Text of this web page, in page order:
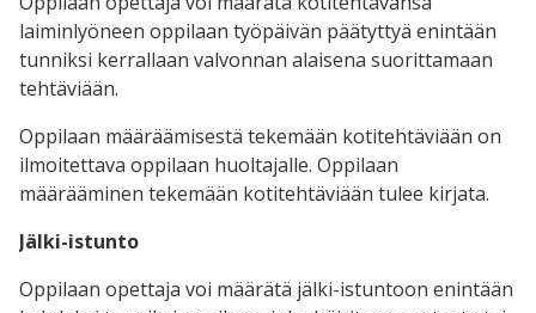
laiminlyöneen oppilaan työpäivän päätyttyä enintään
tunniksi kerrallaan valvonnan alaisena suorittamaan
tehtäviään.
Oppilaan määräämisestä tekemään kotitehtäviään on
ilmoitettava oppilaan huoltajalle. Oppilaan
määrääminen tekemään kotitehtäviään tulee kirjata.
Jälki-istunto
Oppilaan opettaja voi määrätä jälki-istuntoon enintään